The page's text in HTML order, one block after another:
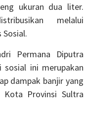
ukuran dua liter.
melalui
Permana Diputra
sosial ini merupakan
dampak banjir yang
Provinsi Sultra